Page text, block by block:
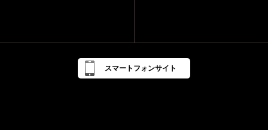
スマートフォンサイト